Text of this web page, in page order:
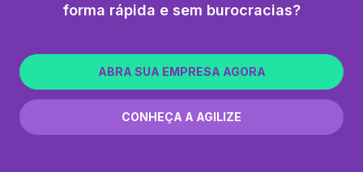
forma rápida e sem burocracias?
ABRA SUA EMPRESA AGORA
CONHEÇA A AGILIZE